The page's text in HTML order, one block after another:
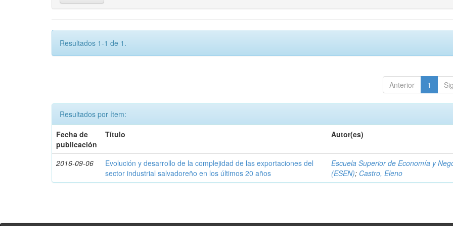
Resultados 1-1 de 1.
Anterior 1
Resultados por ítem:
Fecha de
publicación
Título Autor(es)
2016-09-06
Evolución y desarrollo de la complejidad de las exportaciones del
sector industrial salvadoreño en los últimos 20 años
Escuela Superior de Economía y
(ESEN); Castro, Eleno